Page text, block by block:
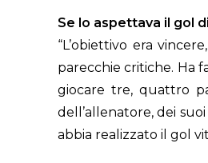
Se lo aspettava il gol
“L’obiettivo era
parecchie critiche. Ha
giocare tre, quattro
dell’allenatore, dei
abbia realizzato il gol